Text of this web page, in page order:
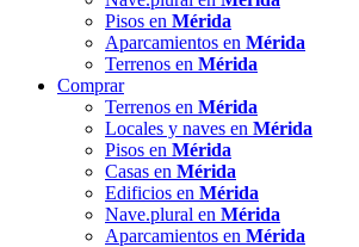
Pisos en Mérida
Aparcamientos en Mérida
Terrenos en Mérida
Comprar
Terrenos en Mérida
Locales y naves en Mérida
Pisos en Mérida
Casas en Mérida
Edificios en Mérida
Nave.plural en Mérida
Aparcamientos en Mérida